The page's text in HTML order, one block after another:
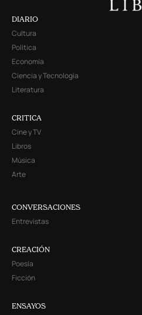
DIARIO
Cultura
Política
Economía
Ciencia y Tecnología
Literatura
CRITICA
Cine y TV
Libros
Música
Arte
CONVERSACIONES
Entrevistas
CREACIÓN
Poesía
Ficción
ENSAYOS